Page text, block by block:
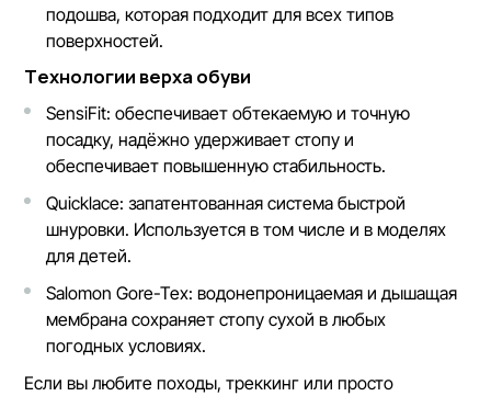
подошва, которая подходит для всех типов
поверхностей.
Технологии верха обуви
SensiFit: обеспечивает обтекаемую и точную
посадку, надёжно удерживает стопу и
обеспечивает повышенную стабильность.
Quicklace: запатентованная система быстрой
шнуровки. Используется в том числе и в моделях
для детей.
Salomon Gore-Tex: водонепроницаемая и дышащая
мембрана сохраняет стопу сухой в любых
погодных условиях.
Если вы любите походы, треккинг или просто